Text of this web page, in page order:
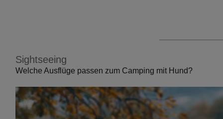
Sightseeing
Welche Ausflüge passen zum Camping mit Hund?